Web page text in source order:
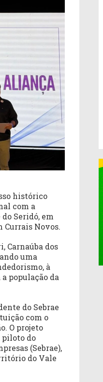
histórico
com a
Seridó, em
Currais Novos.
Carnaúba dos
uma
à
população da
do Sebrae
com o
O projeto
piloto do
(Sebrae),
do Vale